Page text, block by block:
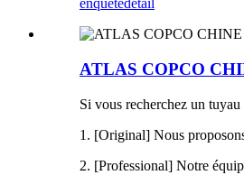
enquêtedétail
ATLAS COPCO
Si vous recherchez un
1. [Original] Nous
2. [Professional] Notre